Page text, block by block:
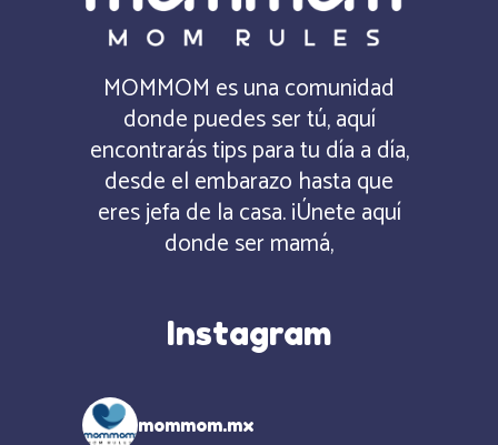
MOMMOM es una comunidad
donde puedes ser tú, aquí
encontrarás tips para tu día a día,
desde el embarazo hasta que
eres jefa de la casa. ¡Únete aquí
donde ser mamá,
Instagram
mommom.mx